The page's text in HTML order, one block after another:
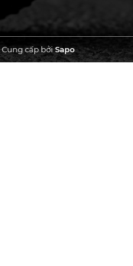
Cung cấp bởiSapo